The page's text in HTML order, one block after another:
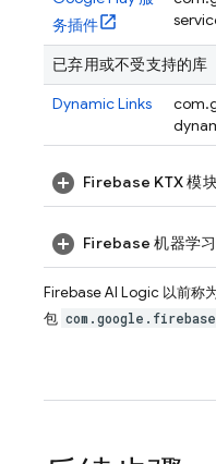
务插件
已弃用或不受支持的库
Dynamic Links
Firebase KTX 模
Firebase 机器学
Firebase AI Logic 以前称
包